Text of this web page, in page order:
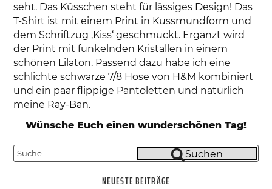
seht. Das Küsschen steht für lässiges Design! Das
T-Shirt ist mit einem Print in Kussmundform und
dem Schriftzug ‚Kiss‘ geschmückt. Ergänzt wird
der Print mit funkelnden Kristallen in einem
schönen Lilaton. Passend dazu habe ich eine
schlichte schwarze 7/8 Hose von H&M kombiniert
und ein paar flippige Pantoletten und natürlich
meine Ray-Ban.
Wünsche Euch einen wunderschönen Tag!
Suche
nach:
Suchen
NEUESTE BEITRÄGE